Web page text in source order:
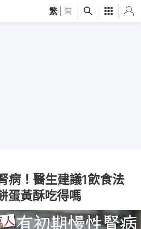
繁 简
病！醫生建議1飲食法
蛋黃酥吃得嗎